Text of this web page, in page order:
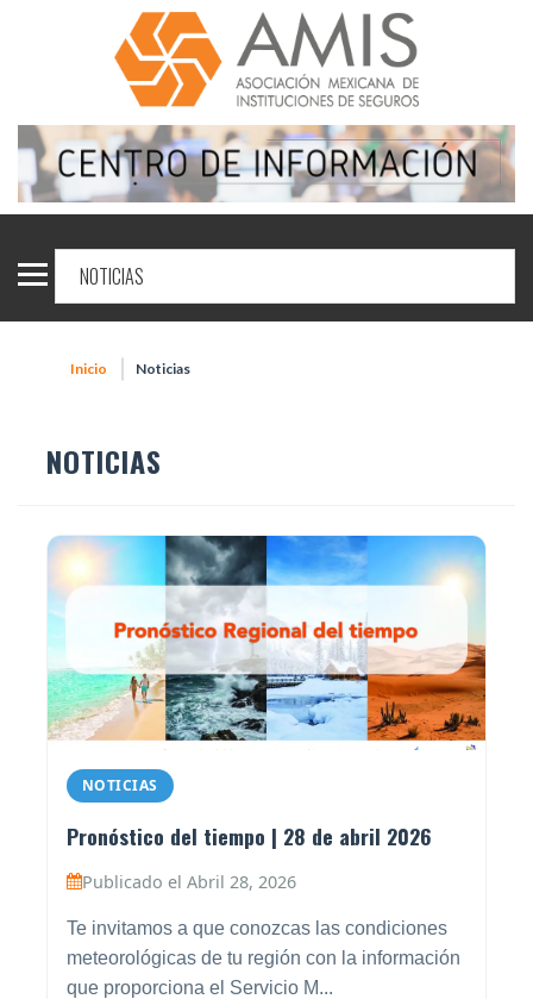
Inicio Noticias
NOTICIAS
NOTICIAS
Pronóstico del tiempo | 28 de abril 2026
Publicado el Abril 28, 2026
Te invitamos a que conozcas las condiciones
meteorológicas de tu región con la información
que proporciona el Servicio M...